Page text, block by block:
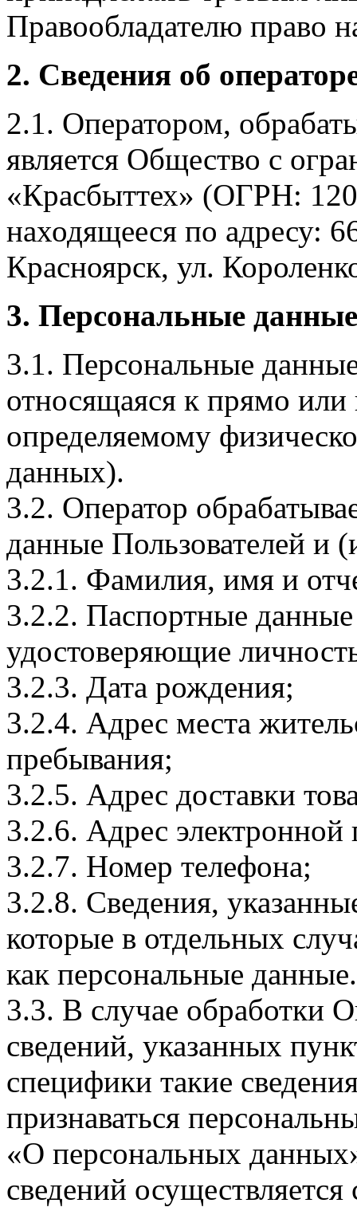
Правообладателю право
2. Сведения об
2.1. Оператором,
является Общество с
«Красбыттех» (ОГРН:
находящееся по адресу:
Красноярск, ул.
3. Персональные
3.1. Персональные
относящаяся к прямо
определяемому
данных).
3.2. Оператор
данные Пользователей и
3.2.1. Фамилия, имя и
3.2.2. Паспортные
удостоверяющие
3.2.3. Дата рождения;
3.2.4. Адрес места
пребывания;
3.2.5. Адрес доставки
3.2.6. Адрес электронной
3.2.7. Номер телефона;
3.2.8. Сведения,
которые в отдельных
как персональные данные.
3.3. В случае обработки
сведений, указанных
специфики такие
признаваться
«О персональных
сведений